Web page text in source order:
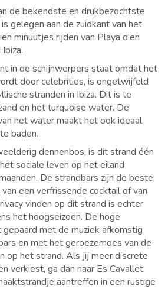
de bekendste en drukbezochtste
gelegen aan de zuidkant van het
minuutjes rijden van Playa d'en
in de schijnwerpers staat omdat het
door celebrities, is ongetwijfeld
stranden in Ibiza. Dit is te
en het turquoise water. De
het water maakt het ook ideaal
baden.
dennenbos, is dit strand één
sociale leven op het eiland
De strandbars zijn de beste
een verfrissende cocktail of van
vinden op dit strand is echter
het hoogseizoen. De hoge
met de muziek afkomstig
en met het geroezemoes van de
op het strand. Als jij meer discrete
verkiest, ga dan naar Es Cavallet.
aantreffen in een rustige